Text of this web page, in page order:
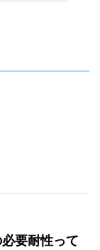
必要耐性って